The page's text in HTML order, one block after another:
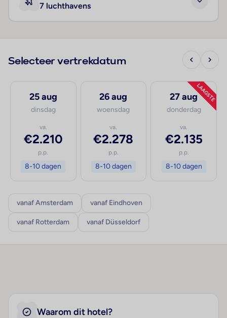
7 luchthavens
Selecteer vertrekdatum
25 aug
dinsdag
va.
€2.210
p.p.
8-10 dagen
26 aug
woensdag
va.
€2.278
p.p.
8-10 dagen
LAAGSTE
27 aug
donderdag
va.
€2.135
p.p.
8-10 dagen
vanaf Amsterdam vanaf Eindhoven
vanaf Rotterdam vanaf Düsseldorf
Waarom dit hotel?